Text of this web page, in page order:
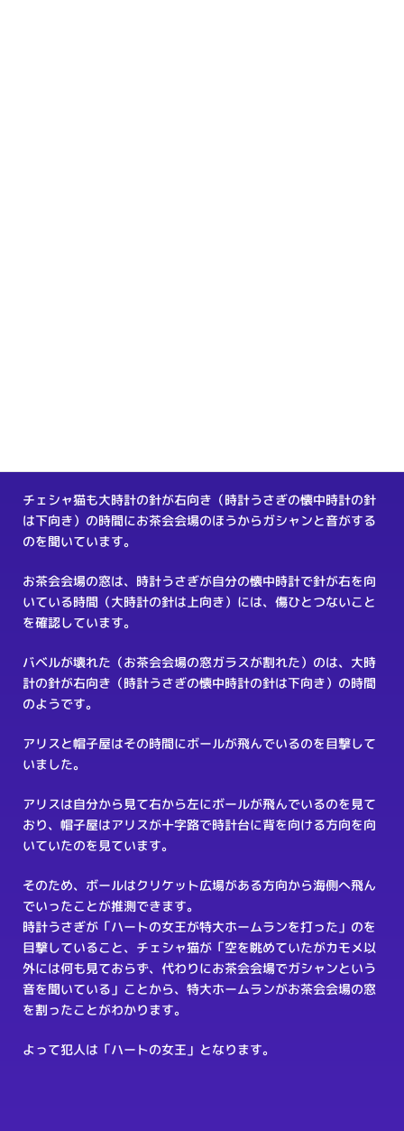
チェシャ猫も大時計の針が右向き（時計うさぎの懐中時計の針
は下向き）の時間にお茶会会場のほうからガシャンと音がする
のを聞いています。
お茶会会場の窓は、時計うさぎが自分の懐中時計で針が右を向
いている時間（大時計の針は上向き）には、傷ひとつないこと
を確認しています。
バベルが壊れた（お茶会会場の窓ガラスが割れた）のは、大時
計の針が右向き（時計うさぎの懐中時計の針は下向き）の時間
のようです。
アリスと帽子屋はその時間にボールが飛んでいるのを目撃して
いました。
アリスは自分から見て右から左にボールが飛んでいるのを見て
おり、帽子屋はアリスが十字路で時計台に背を向ける方向を向
いていたのを見ています。
そのため、ボールはクリケット広場がある方向から海側へ飛ん
でいったことが推測できます。
時計うさぎが「ハートの女王が特大ホームランを打った」のを
目撃していること、チェシャ猫が「空を眺めていたがカモメ以
外には何も見ておらず、代わりにお茶会会場でガシャンという
音を聞いている」ことから、特大ホームランがお茶会会場の窓
を割ったことがわかります。
よって犯人は「ハートの女王」となります。